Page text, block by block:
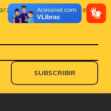
recibir nuestro boletín